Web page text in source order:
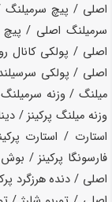
اصلی / پیچ سرمیلنگ
سرمیلنگ اصلی / پیچ
اصلی / پولکی کانال
اصلی / پولکی
میلنگ / وزنه
وزنه میلنگ پرکینز /
استارت / استارت
فارسونگا پرکینز /
اصلی / دنده هرزگرد